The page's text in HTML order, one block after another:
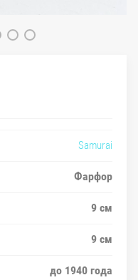
Samurai
Фарфор
9 см
9 см
до 1940 года